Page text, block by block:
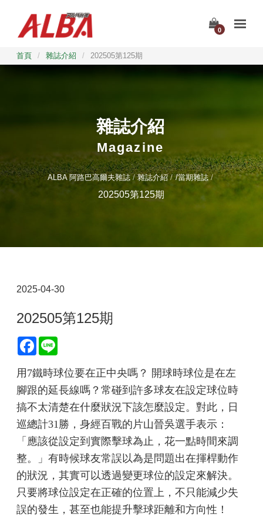
0
首頁 / 雜誌介紹 / 202505第125期
雜誌介紹
Magazine
ALBA 阿路巴高爾夫雜誌 雜誌介紹 /當期雜誌
202505第125期
2025-04-30
202505第125期
Facebook
用7鐵時球位要在正中央嗎？ 開球時球位是在左
腳跟的延長線嗎？常碰到許多球友在設定球位時
搞不太清楚在什麼狀況下該怎麼設定。對此，日
巡總計31勝，身經百戰的片山晉吳選手表示：
「應該從設定到實際擊球為止，花一點時間來調
整。」有時候球友常誤以為是問題出在揮桿動作
的狀況，其實可以透過變更球位的設定來解決。
只要將球位設定在正確的位置上，不只能減少失
誤的發生，甚至也能提升擊球距離和方向性！